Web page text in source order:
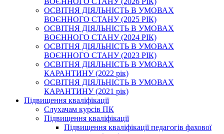
ОСВІТНЯ ДІЯЛЬНІСТЬ В УМОВАХ
ВОЄННОГО СТАНУ (2025 РІК)
ОСВІТНЯ ДІЯЛЬНІСТЬ В УМОВАХ
ВОЄННОГО СТАНУ (2024 РІК)
ОСВІТНЯ ДІЯЛЬНІСТЬ В УМОВАХ
ВОЄННОГО СТАНУ (2023 РІК)
ОСВІТНЯ ДІЯЛЬНІСТЬ В УМОВАХ
КАРАНТИНУ (2022 рік)
ОСВІТНЯ ДІЯЛЬНІСТЬ В УМОВАХ
КАРАНТИНУ (2021 рік)
Підвищення кваліфікації
Слухачам курсів ПК
Підвищення кваліфікації
Підвищення кваліфікації педагогів фахової